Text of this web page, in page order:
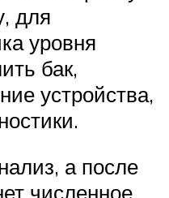
для
уровня
бак,
устройства,
а после
численное